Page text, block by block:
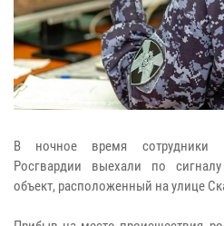
В ночное время сотрудники
Росгвардии выехали по
объект, расположенный на улице